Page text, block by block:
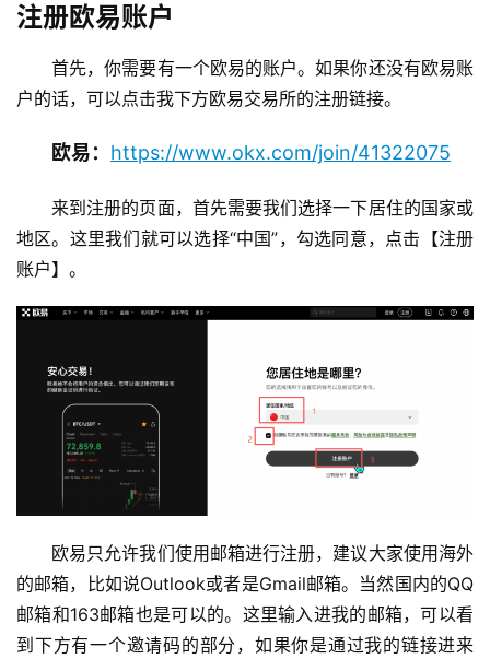
注册欧易账户
首先，你需要有一个欧易的账户。如果你还没有欧易账
户的话，可以点击我下方欧易交易所的注册链接。
欧易： https://www.okx.com/join/41322075
来到注册的页面，首先需要我们选择一下居住的国家或
地区。这里我们就可以选择“中国”，勾选同意，点击【注册
账户】。
欧易只允许我们使用邮箱进行注册，建议大家使用海外
的邮箱，比如说Outlook或者是Gmail邮箱。当然国内的QQ
邮箱和163邮箱也是可以的。这里输入进我的邮箱，可以看
到下方有一个邀请码的部分，如果你是通过我的链接进来